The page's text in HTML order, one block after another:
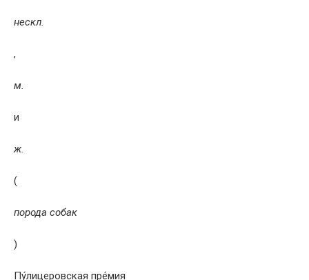
нескл.
,
м.
и
ж.
(
порода собак
)
Пу́лицеровская пре́мия